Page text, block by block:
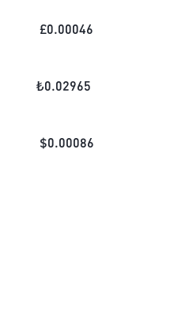
£0.00046
₺0.02965
$0.00086